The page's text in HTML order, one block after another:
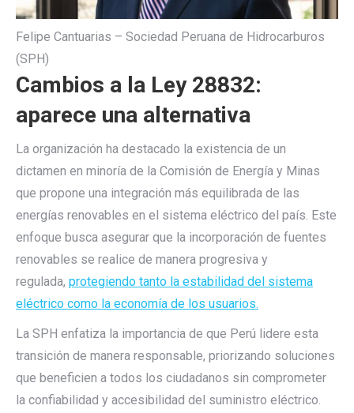
Felipe Cantuarias – Sociedad Peruana de Hidrocarburos
(SPH)
Cambios a la Ley 28832:
aparece una alternativa
La organización ha destacado la existencia de un
dictamen en minoría de la Comisión de Energía y Minas
que propone una integración más equilibrada de las
energías renovables en el sistema eléctrico del país. Este
enfoque busca asegurar que la incorporación de fuentes
renovables se realice de manera progresiva y
regulada, protegiendo tanto la estabilidad del sistema
eléctrico como la economía de los usuarios.
La SPH enfatiza la importancia de que Perú lidere esta
transición de manera responsable, priorizando soluciones
que beneficien a todos los ciudadanos sin comprometer
la confiabilidad y accesibilidad del suministro eléctrico.